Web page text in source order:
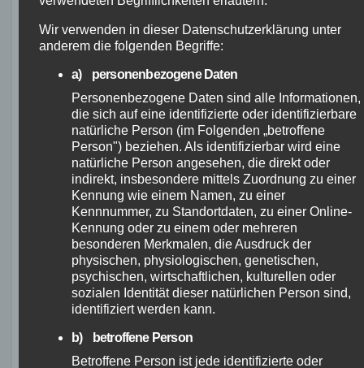
testen
Wenn Sie sich für das Ghost Asket Advanced
Fahrrad zu kaufen und vorher zu testen. Auf
diese Weise können Sie sicherstellen, dass
das Bike Ihren Anforderungen und Vorlieben
entspricht. Das Ghost Asket Advanced ist bei
ausgewählten Händlern und Online-Shops
erhältlich, darunter auch www.Bavarian-
bike.de, ein renommierter Anbieter
hochwertiger Fahrräder.
Bevor Sie Ihre endgültige Entscheidung treffen,
Ghost Asket Advanced zu machen. So können
Wir verwenden in dieser Datenschutzerklärung unter
anderem die folgenden Begriffe:
a) personenbezogene Daten
Personenbezogene Daten sind alle Informationen,
die sich auf eine identifizierte oder identifizierbare
natürliche Person (im Folgenden „betroffene
Person") beziehen. Als identifizierbar wird eine
natürliche Person angesehen, die direkt oder
indirekt, insbesondere mittels Zuordnung zu einer
Kennung wie einem Namen, zu einer
Kennnummer, zu Standortdaten, zu einer Online-
Kennung oder zu einem oder mehreren
besonderen Merkmalen, die Ausdruck der
physischen, physiologischen, genetischen,
psychischen, wirtschaftlichen, kulturellen oder
sozialen Identität dieser natürlichen Person sind,
identifiziert werden kann.
b) betroffene Person
Betroffene Person ist jede identifizierte oder